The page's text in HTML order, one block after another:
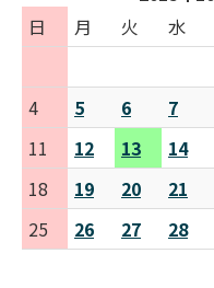
日
月 火 水
4
5 6 7
11
12 13 14
18
19 20 21
25
26 27 28